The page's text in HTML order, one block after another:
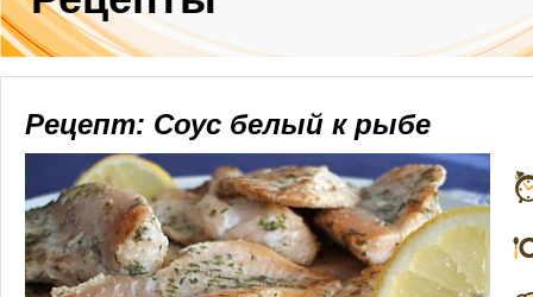
Рецепт: Соус белый к рыбе